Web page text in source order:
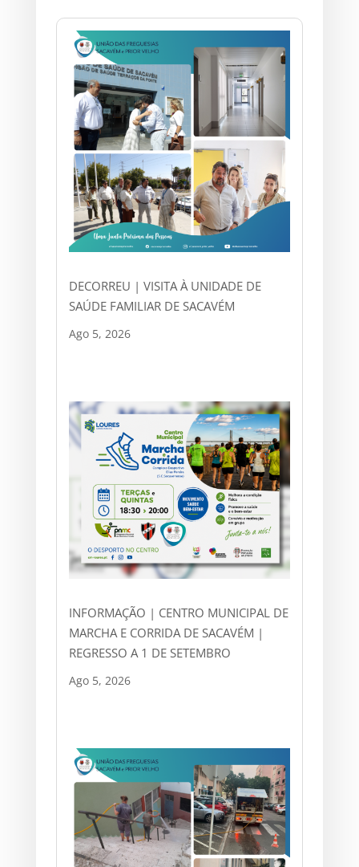
DECORREU | VISITA À UNIDADE DE
SAÚDE FAMILIAR DE SACAVÉM
Ago 5, 2026
INFORMAÇÃO | CENTRO MUNICIPAL DE
MARCHA E CORRIDA DE SACAVÉM |
REGRESSO A 1 DE SETEMBRO
Ago 5, 2026